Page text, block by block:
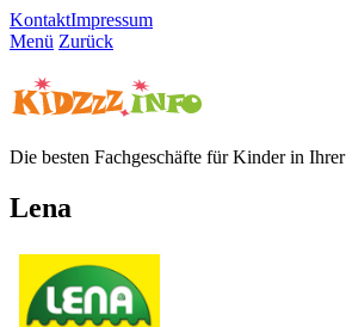
KontaktImpressum
Menü Zurück
Die besten Fachgeschäfte für Kinder in
Lena